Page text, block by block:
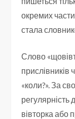
окремих
стала
Слово
прислівників
«коли?». За
регулярність
вівторка або